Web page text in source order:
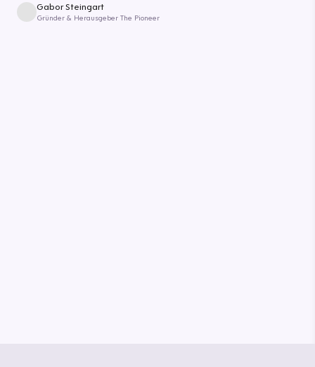
Gabor Steingart
Gründer & Herausgeber The Pioneer